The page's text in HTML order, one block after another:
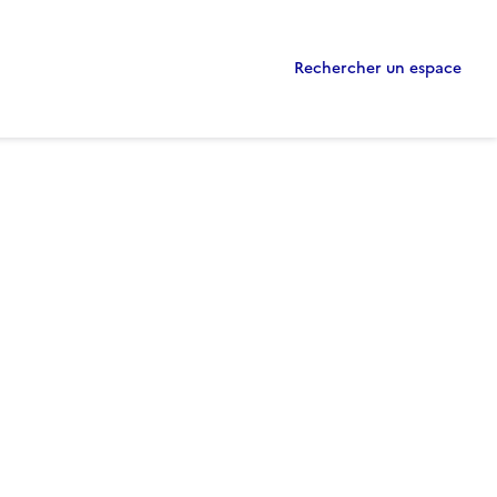
Rechercher un espace